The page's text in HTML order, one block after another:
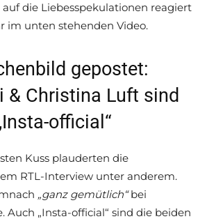
die Liebesspekulationen reagiert
im unten stehenden Video.
gepostet:
& Christina Luft sind
official“
Kuss plauderten die
RTL-Interview unter anderem.
„ganz gemütlich“bei
Auch „Insta-official“ sind die beiden